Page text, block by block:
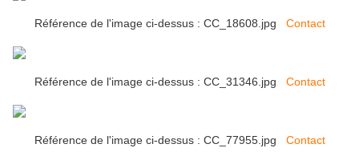
Référence de l'image ci-dessus : CC_18608.jpg Contact
Référence de l'image ci-dessus : CC_31346.jpg Contact
Référence de l'image ci-dessus : CC_77955.jpg Contact